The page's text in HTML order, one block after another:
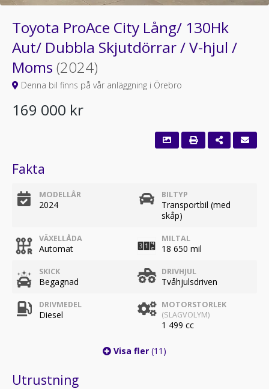
Toyota ProAce City Lång/ 130Hk
Aut/ Dubbla Skjutdörrar / V-hjul /
Moms (2024)
Denna bil finns på vår anläggning i Örebro
169 000 kr
Fakta
MODELLÅR
2024
BILTYP
Transportbil (med
skåp)
VÄXELLÅDA
Automat
MILTAL
18 650 mil
SKICK
Begagnad
DRIVHJUL
Tvåhjulsdriven
DRIVMEDEL
Diesel
MOTORSTORLEK
(SLAGVOLYM)
1 499 cc
Visa fler (11)
Utrustning